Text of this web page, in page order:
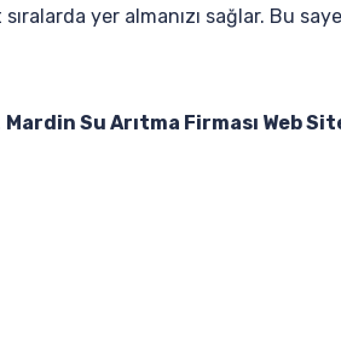
yer almanızı sağlar. Bu
Mardin Su Arıtma Firması Web